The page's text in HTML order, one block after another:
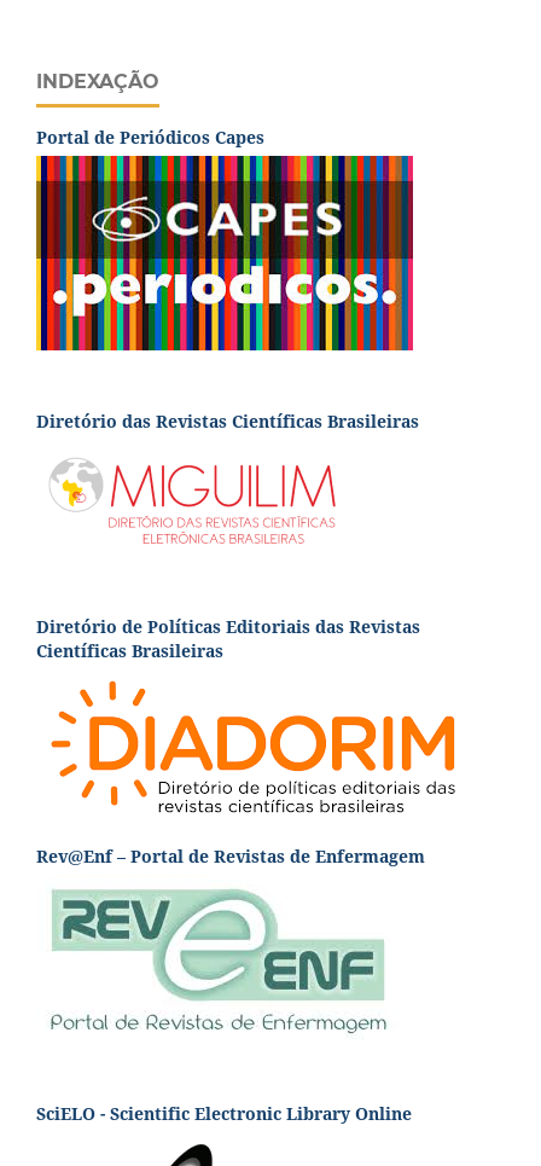
INDEXAÇÃO
Portal de Periódicos Capes
Diretório das Revistas Científicas Brasileiras
Diretório de Políticas Editoriais das Revistas
Científicas Brasileiras
Rev@Enf – Portal de Revistas de Enfermagem
SciELO - Scientific Electronic Library Online